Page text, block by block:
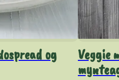
og
Veggie